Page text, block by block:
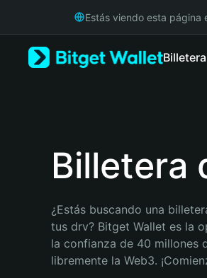
Русский
Bahasa Indonesia
Estás viendo esta página
Billetera
Billetera
¿Estás buscando una
tus drv? Bitget Wallet es la
la confianza de 40 millones
libremente la Web3.